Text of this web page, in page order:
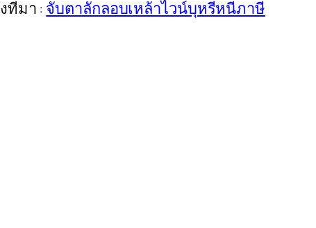
มา : จับตาลักลอบเหล้าไวน์บุหรี่หนีภาษี